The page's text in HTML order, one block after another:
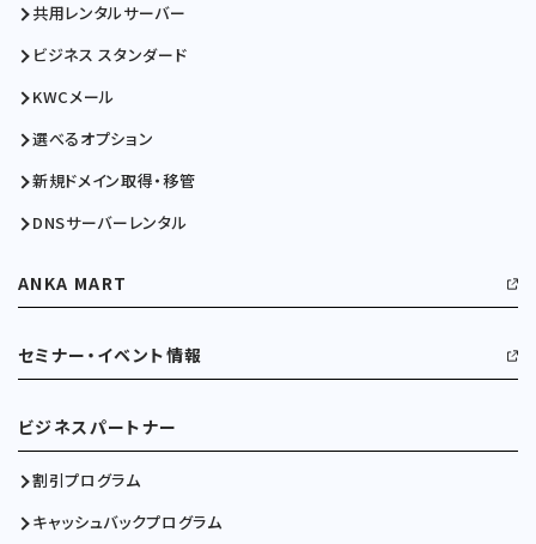
共用レンタルサーバー
ビジネス スタンダード
KWCメール
選べるオプション
新規ドメイン取得・移管
DNSサーバーレンタル
ANKA MART
セミナー・イベント情報
ビジネスパートナー
割引プログラム
キャッシュバックプログラム